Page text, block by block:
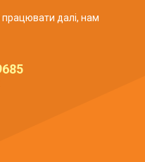
працювати далі, нам